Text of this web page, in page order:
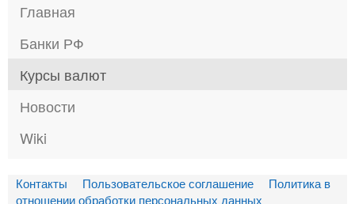
Главная
Банки РФ
Курсы валют
Новости
Wiki
Контакты Пользовательское соглашение
Политика в
отношении обработки персональных данных